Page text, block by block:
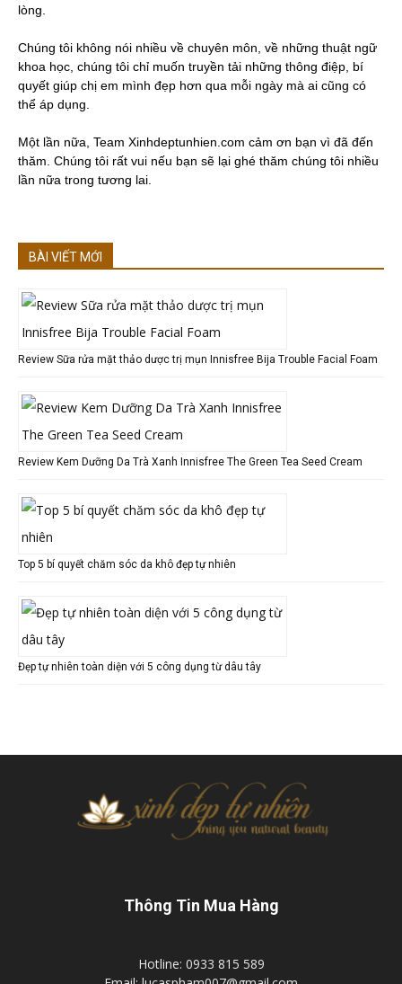
lòng.
Chúng tôi không nói nhiều về chuyên môn, về những thuật ngữ
khoa học, chúng tôi chỉ muốn truyền tải những thông điệp, bí
quyết giúp chị em mình đẹp hơn qua mỗi ngày mà ai cũng có
thể áp dụng.
Một lần nữa, Team Xinhdeptunhien.com cảm ơn bạn vì đã đến
thăm. Chúng tôi rất vui nếu bạn sẽ lại ghé thăm chúng tôi nhiều
lần nữa trong tương lai.
BÀI VIẾT MỚI
Review Sữa rửa mặt thảo dược trị mụn Innisfree Bija Trouble Facial Foam
Review Kem Dưỡng Da Trà Xanh Innisfree The Green Tea Seed Cream
Top 5 bí quyết chăm sóc da khô đẹp tự nhiên
Đẹp tự nhiên toàn diện với 5 công dụng từ dâu tây
Thông Tin Mua Hàng
Hotline: 0933 815 589